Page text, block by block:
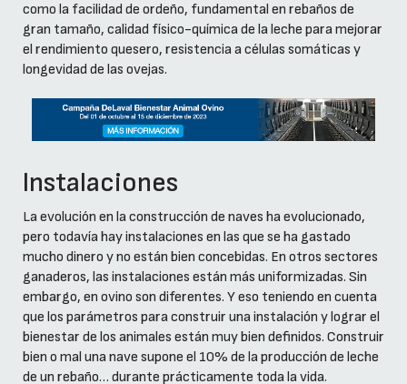
como la facilidad de ordeño, fundamental en rebaños de
gran tamaño, calidad físico-química de la leche para mejorar
el rendimiento quesero, resistencia a células somáticas y
longevidad de las ovejas.
Instalaciones
La evolución en la construcción de naves ha evolucionado,
pero todavía hay instalaciones en las que se ha gastado
mucho dinero y no están bien concebidas. En otros sectores
ganaderos, las instalaciones están más uniformizadas. Sin
embargo, en ovino son diferentes. Y eso teniendo en cuenta
que los parámetros para construir una instalación y lograr el
bienestar de los animales están muy bien definidos. Construir
bien o mal una nave supone el 10% de la producción de leche
de un rebaño… durante prácticamente toda la vida.